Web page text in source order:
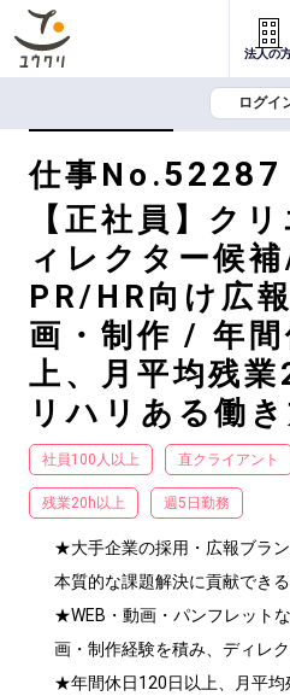
法人の
ログイ
仕事No.52287
【正社員】ク
ィレクター候
PR/HR向け広
画・制作 / 年
上、月平均残
リハリある働
社員100人以上 直クライアント
残業20h以上 週5日勤務
★大手企業の採用・広報ブラン
本質的な課題解決に貢献できる
★WEB・動画・パンフレット
画・制作経験を積み、ディレ
★年間休日120日以上、月平均